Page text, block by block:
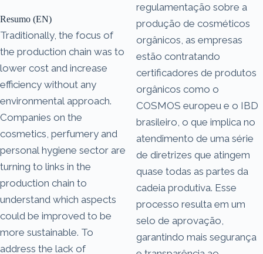
Resumo (EN)
Traditionally, the focus of
the production chain was to
lower cost and increase
efficiency without any
environmental approach.
Companies on the
cosmetics, perfumery and
personal hygiene sector are
turning to links in the
production chain to
understand which aspects
could be improved to be
more sustainable. To
address the lack of
regulamentação sobre a
produção de cosméticos
orgânicos, as empresas
estão contratando
certificadores de produtos
orgânicos como o
COSMOS europeu e o IBD
brasileiro, o que implica no
atendimento de uma série
de diretrizes que atingem
quase todas as partes da
cadeia produtiva. Esse
processo resulta em um
selo de aprovação,
garantindo mais segurança